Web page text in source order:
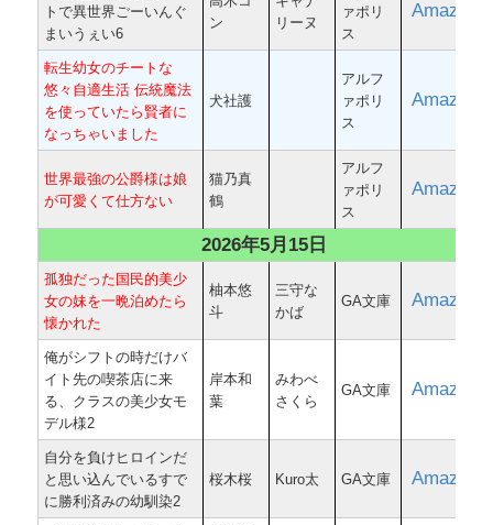
トで異世界ごーいんぐ
まいうぇい6
ン
リーヌ
ァポリ
ス
Amazon
転生幼女のチートな
悠々自適生活 伝統魔法
を使っていたら賢者に
なっちゃいました
犬社護
アルフ
ァポリ
ス
Amazon
世界最強の公爵様は娘
が可愛くて仕方ない
猫乃真
鶴
アルフ
ァポリ
ス
Amazon
2026年5月15日
孤独だった国民的美少
女の妹を一晩泊めたら
懐かれた
柚本悠
斗
三守な
かば
GA文庫 Amazon
俺がシフトの時だけバ
イト先の喫茶店に来
る、クラスの美少女モ
デル様2
岸本和
葉
みわべ
さくら
GA文庫 Amazon
自分を負けヒロインだ
と思い込んでいるすで
に勝利済みの幼馴染2
桜木桜 Kuro太 GA文庫 Amazon